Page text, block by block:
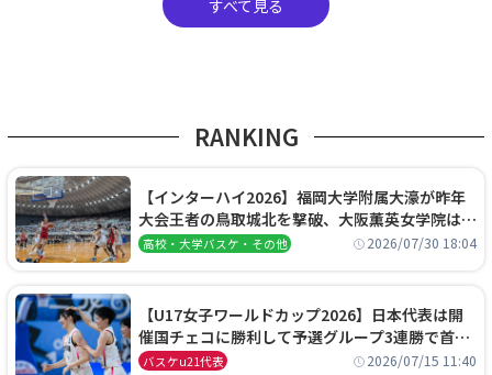
すべて見る
RANKING
【インターハイ2026】福岡大学附属大濠が昨年
大会王者の鳥取城北を撃破、大阪薫英女学院は岐
阜女子に完勝、大会3日目試合結果
高校・大学バスケ・その他 2026/07/30 18:04
【U17女子ワールドカップ2026】日本代表は開
催国チェコに勝利して予選グループ3連勝で首位
通過！準々決勝の相手はエジプトに決定
バスケu21代表 2026/07/15 11:40